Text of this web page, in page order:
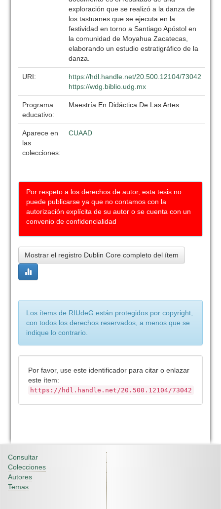
exploración que se realizó a la danza de
los tastuanes que se ejecuta en la
festividad en torno a Santiago Apóstol en
la comunidad de Moyahua Zacatecas,
elaborando un estudio estratigráfico de la
danza.
URI:
https://hdl.handle.net/20.500.12104/73042
https://wdg.biblio.udg.mx
Programa
educativo:
Maestría En Didáctica De Las Artes
Aparece en
las
colecciones:
CUAAD
Por respeto a los derechos de autor, esta tesis no
puede publicarse ya que no contamos con la
autorización explícita de su autor o se cuenta con un
convenio de confidencialidad
Mostrar el registro Dublin Core completo del ítem
Los ítems de RIUdeG están protegidos por copyright,
con todos los derechos reservados, a menos que se
indique lo contrario.
Por favor, use este identificador para citar o enlazar
este ítem:
https://hdl.handle.net/20.500.12104/73042
Consultar
Colecciones
Autores
Temas